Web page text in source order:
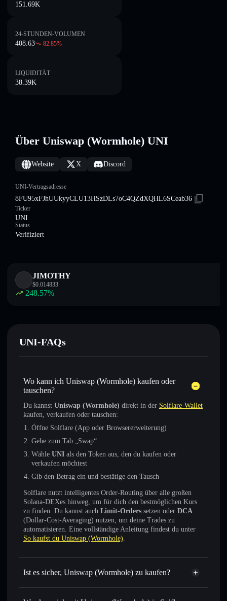
151.69K
24-STUNDEN-VOLUMEN
408.63 82.85%
LIQUIDITÄT
38.39K
Über Uniswap (Wormhole) UNI
Website X Discord
UNI-Vertragsadresse
8FU95xFJhUUkyyCLU13HSzDLs7oC4QZdXQHL6SCeab36
Ticker
UNI
Status
Verifiziert
JIMOTHY
$0.014833
248.57%
UNI-FAQs
Wo kann ich Uniswap (Wormhole) kaufen oder
tauschen?
Du kannst Uniswap (Wormhole) direkt in der Solflare-Wallet
kaufen, verkaufen oder tauschen:
Öffne Solflare (App oder Browsererweiterung)
Gehe zum Tab „Swap“
Wähle UNI als den Token aus, den du kaufen oder
verkaufen möchtest
Gib den Betrag ein und bestätige den Tausch
Solflare nutzt intelligentes Order-Routing über alle großen
Solana-DEXes hinweg, um für dich den bestmöglichen Kurs
zu finden. Du kannst auch Limit-Orders setzen oder DCA
(Dollar-Cost-Averaging) nutzen, um deine Trades zu
automatisieren. Eine vollständige Anleitung findest du unter
So kaufst du Uniswap (Wormhole).
Ist es sicher, Uniswap (Wormhole) zu kaufen?
Uniswap (Wormhole) verifizierter Token